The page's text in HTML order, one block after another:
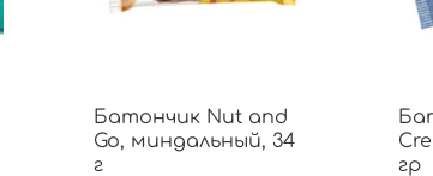
Батончик Nut and
Go, миндальный, 34
г
гр